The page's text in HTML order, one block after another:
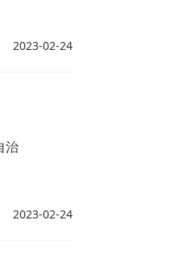
2023-02-24
治
2023-02-24